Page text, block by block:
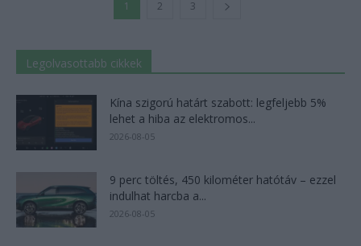
1 2 3
Legolvasottabb cikkek
Kína szigorú határt szabott: legfeljebb 5%
lehet a hiba az elektromos...
2026-08-05
9 perc töltés, 450 kilométer hatótáv – ezzel
indulhat harcba a...
2026-08-05